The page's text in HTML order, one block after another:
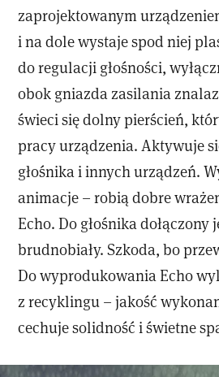
zaprojektowanym
i na dole wystaje spod niej
do regulacji głośności,
obok gniazda zasilania
świeci się dolny pierścień,
pracy urządzenia. Aktywuje
głośnika i innych urządzeń.
animacje – robią dobre
Echo. Do głośnika
brudnobiały. Szkoda, bo
Do wyprodukowania Echo
z recyklingu – jakość
cechuje solidność i świetne